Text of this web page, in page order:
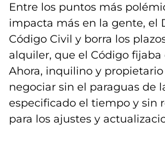
Entre los puntos más
impacta más en la gente, el
Código Civil y borra los
alquiler, que el Código fijaba
Ahora, inquilino y
negociar sin el paraguas de
especificado el tiempo y sin
para los ajustes y